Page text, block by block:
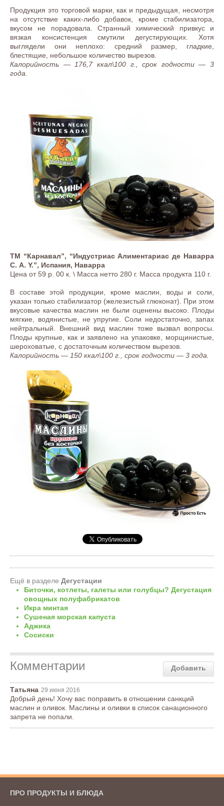
Продукция это торговой марки, как и предыдущая, несмотря
на отсутствие каких-либо добавок, кроме стабилизатора,
вкусом не порадовала. Странный химический привкус и
вязкая консистенция смутили дегустирующих. Хотя
выглядели они неплохо: средний размер, гладкие,
блестящие, небольшое количество вырезов.
Калорийность — 176,7 ккал\100 г., срок годности — 3
года.
ТМ “Карнавал”, “Индустриас Алиментариас де Наварра
С. А. Y.”, Испания, Наварра
Цена от 59 р. 00 к. \ Масса нетто 280 г. Масса продукта 110 г.
В составе этой продукции, кроме маслин, воды и соли,
указан только стабилизатор (железистый глюконат). При этом
вкусовые качества маслин не были оценены высоко. Плоды
мягкие, водянистые, не упругие. Соли недостаточно, запах
нейтральный. Внешний вид маслин тоже вызвал вопросы.
Плоды крупные, как и заявлено на упаковке, морщинистые,
шероховатые, с достаточным количеством вырезов.
Калорийность — 150 ккал\100 г., срок годности — 3 года.
Ещё в разделе Дегустации
Биточки, котлеты, галеты или голубцы? Дегустация
овощных полуфабрикатов
Икра минтая
Сушеная морская капуста
Аджика
Сосиски
Добавить
Комментарии
Татьяна 29 июня 2016
Добрый день! Хочу вас поправить в отношении санкций
маслин и оливок. Маслины и оливки в список санационного
запрета не попали.
ПРО ПРОДУКТЫ И БЛЮДА